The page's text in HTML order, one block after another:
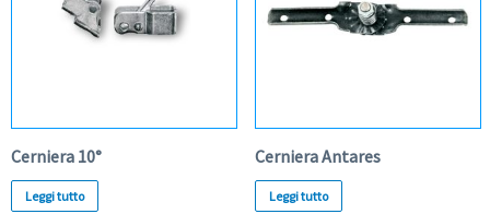
Cerniera 10°
Leggi tutto
Cerniera Antares
Leggi tutto